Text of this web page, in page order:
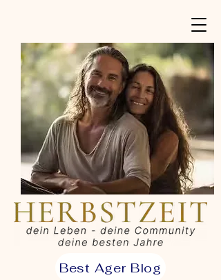
Best Ager Blog